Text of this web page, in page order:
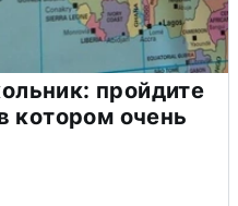
пройдите
котором очень